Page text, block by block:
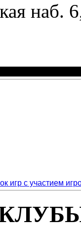
наб.
игр с участием